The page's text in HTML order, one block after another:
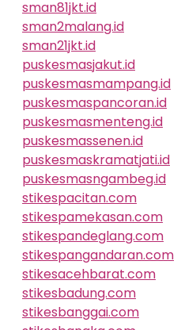
sman81jkt.id
sman2malang.id
sman21jkt.id
puskesmasjakut.id
puskesmasmampang.id
puskesmaspancoran.id
puskesmasmenteng.id
puskesmassenen.id
puskesmaskramatjati.id
puskesmasngambeg.id
stikespacitan.com
stikespamekasan.com
stikespandeglang.com
stikespangandaran.com
stikesacehbarat.com
stikesbadung.com
stikesbanggai.com